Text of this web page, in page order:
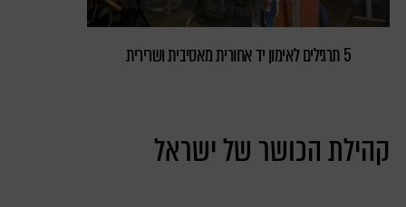
5 תרגילים לאימון יד אחורית מאסיבית ושרירית
קהילת הכושר של ישראל